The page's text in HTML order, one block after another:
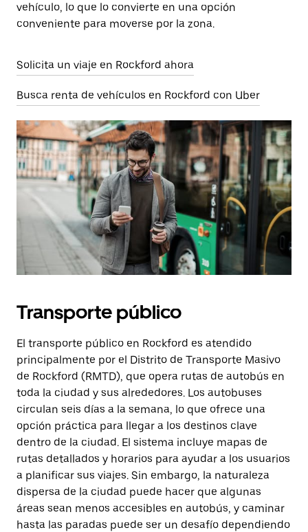
vehículo, lo que lo convierte en una opción
conveniente para moverse por la zona.
Solicita un viaje en Rockford ahora
Busca renta de vehículos en Rockford con Uber
Transporte público
El transporte público en Rockford es atendido
principalmente por el Distrito de Transporte Masivo
de Rockford (RMTD), que opera rutas de autobús en
toda la ciudad y sus alrededores. Los autobuses
circulan seis días a la semana, lo que ofrece una
opción práctica para llegar a los destinos clave
dentro de la ciudad. El sistema incluye mapas de
rutas detallados y horarios para ayudar a los usuarios
a planificar sus viajes. Sin embargo, la naturaleza
dispersa de la ciudad puede hacer que algunas
áreas sean menos accesibles en autobús, y caminar
hasta las paradas puede ser un desafío dependiendo